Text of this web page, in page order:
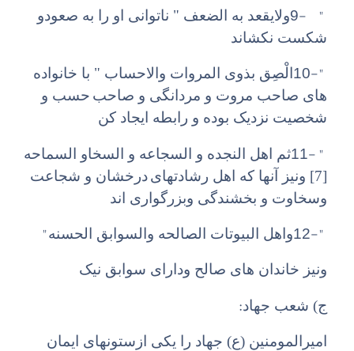
9- "ولایقعد به الضعف " ناتوانی او را به صعودو
شکست نکشاند
10-" الْصِق بذوی المروات والاحساب " با خانواده
های صاحب مروت و مردانگی و صاحب حسب و
شخصیت نزدیک بوده و رابطه ایجاد کن
11- "ثم اهل النجده و السجاعه و السخاو السماحه
[7] ونیز آنها که اهل رشادتهای
درخشان و شجاعت
وسخاوت و بخشندگی وبزرگواری اند
12-"واهل البیوتات الصالحه والسوابق الحسنه"
ونیز خاندان های صالح ودارای سوابق نیک
ج) شعب جهاد:
امیرالمومنین (ع) جهاد را یکی ازستونهای ایمان